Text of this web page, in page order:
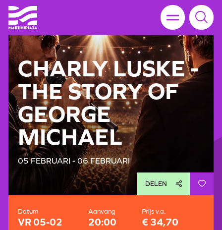
CHARLY LUSKE -
THE STORY OF
GEORGE
MICHAEL
05 FEBRUARI - 06 FEBRUARI
DELEN
Datum
VR 05-02
Aanvang
20:00
Prijs v.a.
€ 34,70